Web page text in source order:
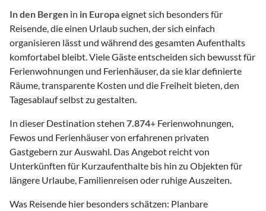
In den Bergen in in Europaeignet sich besonders für
Reisende, die einen Urlaub suchen, der sich einfach
organisieren lässt und während des gesamten Aufenthalts
komfortabel bleibt. Viele Gäste entscheiden sich bewusst für
Ferienwohnungen und Ferienhäuser, da sie klar definierte
Räume, transparente Kosten und die Freiheit bieten, den
Tagesablauf selbst zu gestalten.
In dieser Destination stehen 7.874+ Ferienwohnungen,
Fewos und Ferienhäuser von erfahrenen privaten
Gastgebern zur Auswahl. Das Angebot reicht von
Unterkünften für Kurzaufenthalte bis hin zu Objekten für
längere Urlaube, Familienreisen oder ruhige Auszeiten.
Was Reisende hier besonders schätzen: Planbare